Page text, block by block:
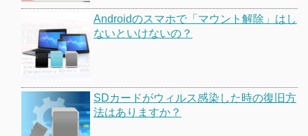
Androidのスマホで「マウント解除」はし
ないといけないの？
SDカードがウィルス感染した時の復旧方
法はありますか？